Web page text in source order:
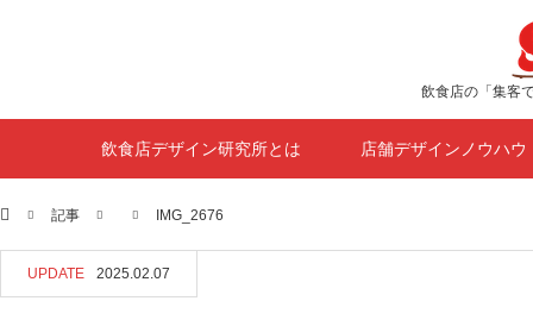
飲食店の「集客
飲食店デザイン研究所とは 店舗デザインノウハウ
ホーム記事 IMG_2676
UPDATE 2025.02.07